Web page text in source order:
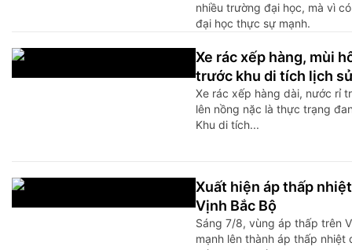
nhiều trường đại học, mà vì
đại học thực sự mạnh.
Xe rác xếp hàng, mùi
trước khu di tích lịch
Xe rác xếp hàng dài, nước rỉ
lên nồng nặc là thực trạng
Khu di tích...
Xuất hiện áp thấp
Vịnh Bắc Bộ
Sáng 7/8, vùng áp thấp trên
mạnh lên thành áp thấp nhiệt